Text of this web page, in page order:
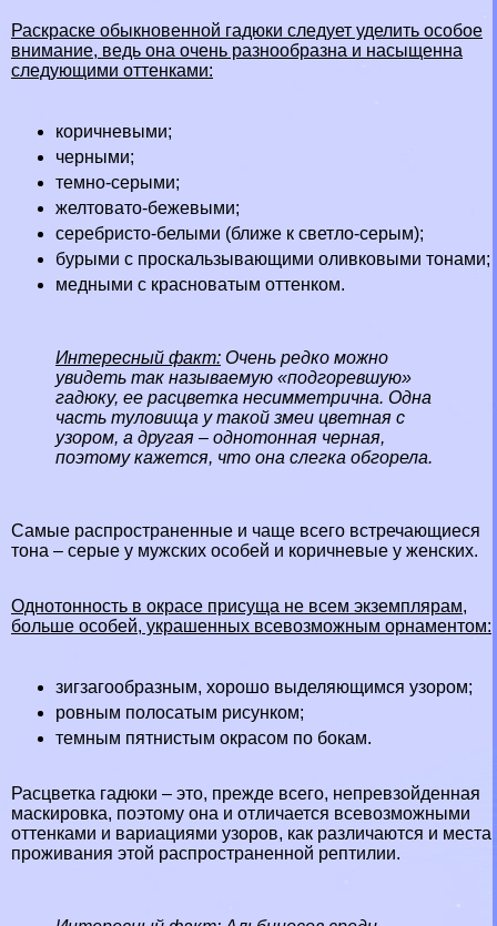
Раскраске обыкновенной гадюки следует уделить особое
внимание, ведь она очень разнообразна и насыщенна
следующими оттенками:
коричневыми;
черными;
темно-серыми;
желтовато-бежевыми;
серебристо-белыми (ближе к светло-серым);
бурыми с проскальзывающими оливковыми тонами;
медными с красноватым оттенком.
Интересный факт: Очень редко можно
увидеть так называемую «подгоревшую»
гадюку, ее расцветка несимметрична. Одна
часть туловища у такой змеи цветная с
узором, а другая – однотонная черная,
поэтому кажется, что она слегка обгорела.
Самые распространенные и чаще всего встречающиеся
тона – серые у мужских особей и коричневые у женских.
Однотонность в окрасе присуща не всем экземплярам,
больше особей, украшенных всевозможным орнаментом:
зигзагообразным, хорошо выделяющимся узором;
ровным полосатым рисунком;
темным пятнистым окрасом по бокам.
Расцветка гадюки – это, прежде всего, непревзойденная
маскировка, поэтому она и отличается всевозможными
оттенками и вариациями узоров, как различаются и места
проживания этой распространенной рептилии.